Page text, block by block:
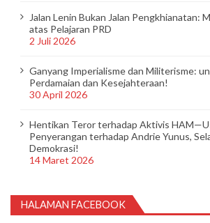
Jalan Lenin Bukan Jalan Pengkhianatan:
atas Pelajaran PRD
2 Juli 2026
Ganyang Imperialisme dan Militerisme:
Perdamaian dan Kesejahteraan!
30 April 2026
Hentikan Teror terhadap Aktivis
Penyerangan terhadap Andrie Yunus,
Demokrasi!
14 Maret 2026
HALAMAN FACEBOOK